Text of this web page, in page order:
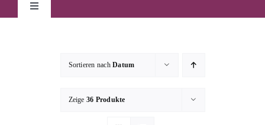
Toggle
Sortieren nachDatum
Zeige 36 Produkte